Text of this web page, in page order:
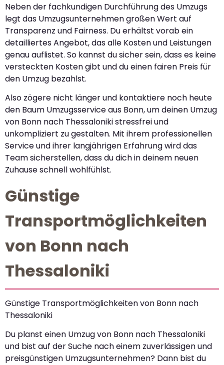
Neben der fachkundigen Durchführung des Umzugs
legt das Umzugsunternehmen großen Wert auf
Transparenz und Fairness. Du erhältst vorab ein
detailliertes Angebot, das alle Kosten und Leistungen
genau auflistet. So kannst du sicher sein, dass es keine
versteckten Kosten gibt und du einen fairen Preis für
den Umzug bezahlst.
Also zögere nicht länger und kontaktiere noch heute
den Baum Umzugsservice aus Bonn, um deinen Umzug
von Bonn nach Thessaloniki stressfrei und
unkompliziert zu gestalten. Mit ihrem professionellen
Service und ihrer langjährigen Erfahrung wird das
Team sicherstellen, dass du dich in deinem neuen
Zuhause schnell wohlfühlst.
Günstige
Transportmöglichkeiten
von Bonn nach
Thessaloniki
Günstige Transportmöglichkeiten von Bonn nach
Thessaloniki
Du planst einen Umzug von Bonn nach Thessaloniki
und bist auf der Suche nach einem zuverlässigen und
preisgünstigen Umzugsunternehmen? Dann bist du